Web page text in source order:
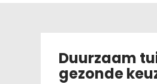
Duurzaam
gezonde